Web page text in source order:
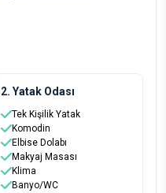
2. Yatak Odası
Tek Kişilik Yatak
Komodin
Elbise Dolabı
Makyaj Masası
Klima
Banyo/WC